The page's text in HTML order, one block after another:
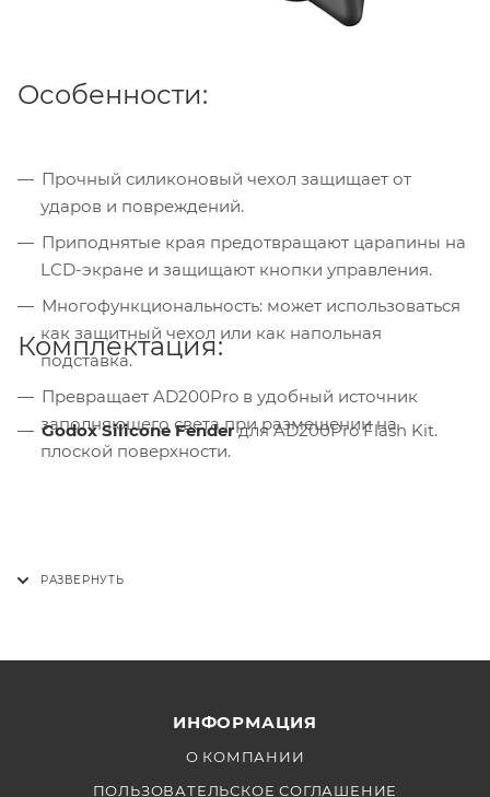
Особенности:
Прочный силиконовый чехол защищает от
ударов и повреждений.
Приподнятые края предотвращают царапины на
LCD-экране и защищают кнопки управления.
Многофункциональность: может использоваться
как защитный чехол или как напольная
подставка.
Превращает AD200Pro в удобный источник
заполняющего света при размещении на
плоской поверхности.
Комплектация:
Godox Silicone Fenderдля AD200Pro Flash Kit.
ИНФОРМАЦИЯ
О КОМПАНИИ
ПОЛЬЗОВАТЕЛЬСКОЕ СОГЛАШЕНИЕ